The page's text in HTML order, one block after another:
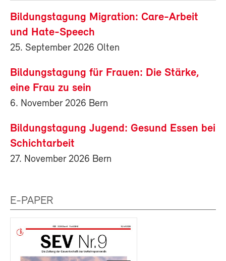
Bildungstagung Migration: Care-Arbeit
und Hate-Speech
25. September 2026 Olten
Bildungstagung für Frauen: Die Stärke,
eine Frau zu sein
6. November 2026 Bern
Bildungstagung Jugend: Gesund Essen bei
Schichtarbeit
27. November 2026 Bern
E-PAPER